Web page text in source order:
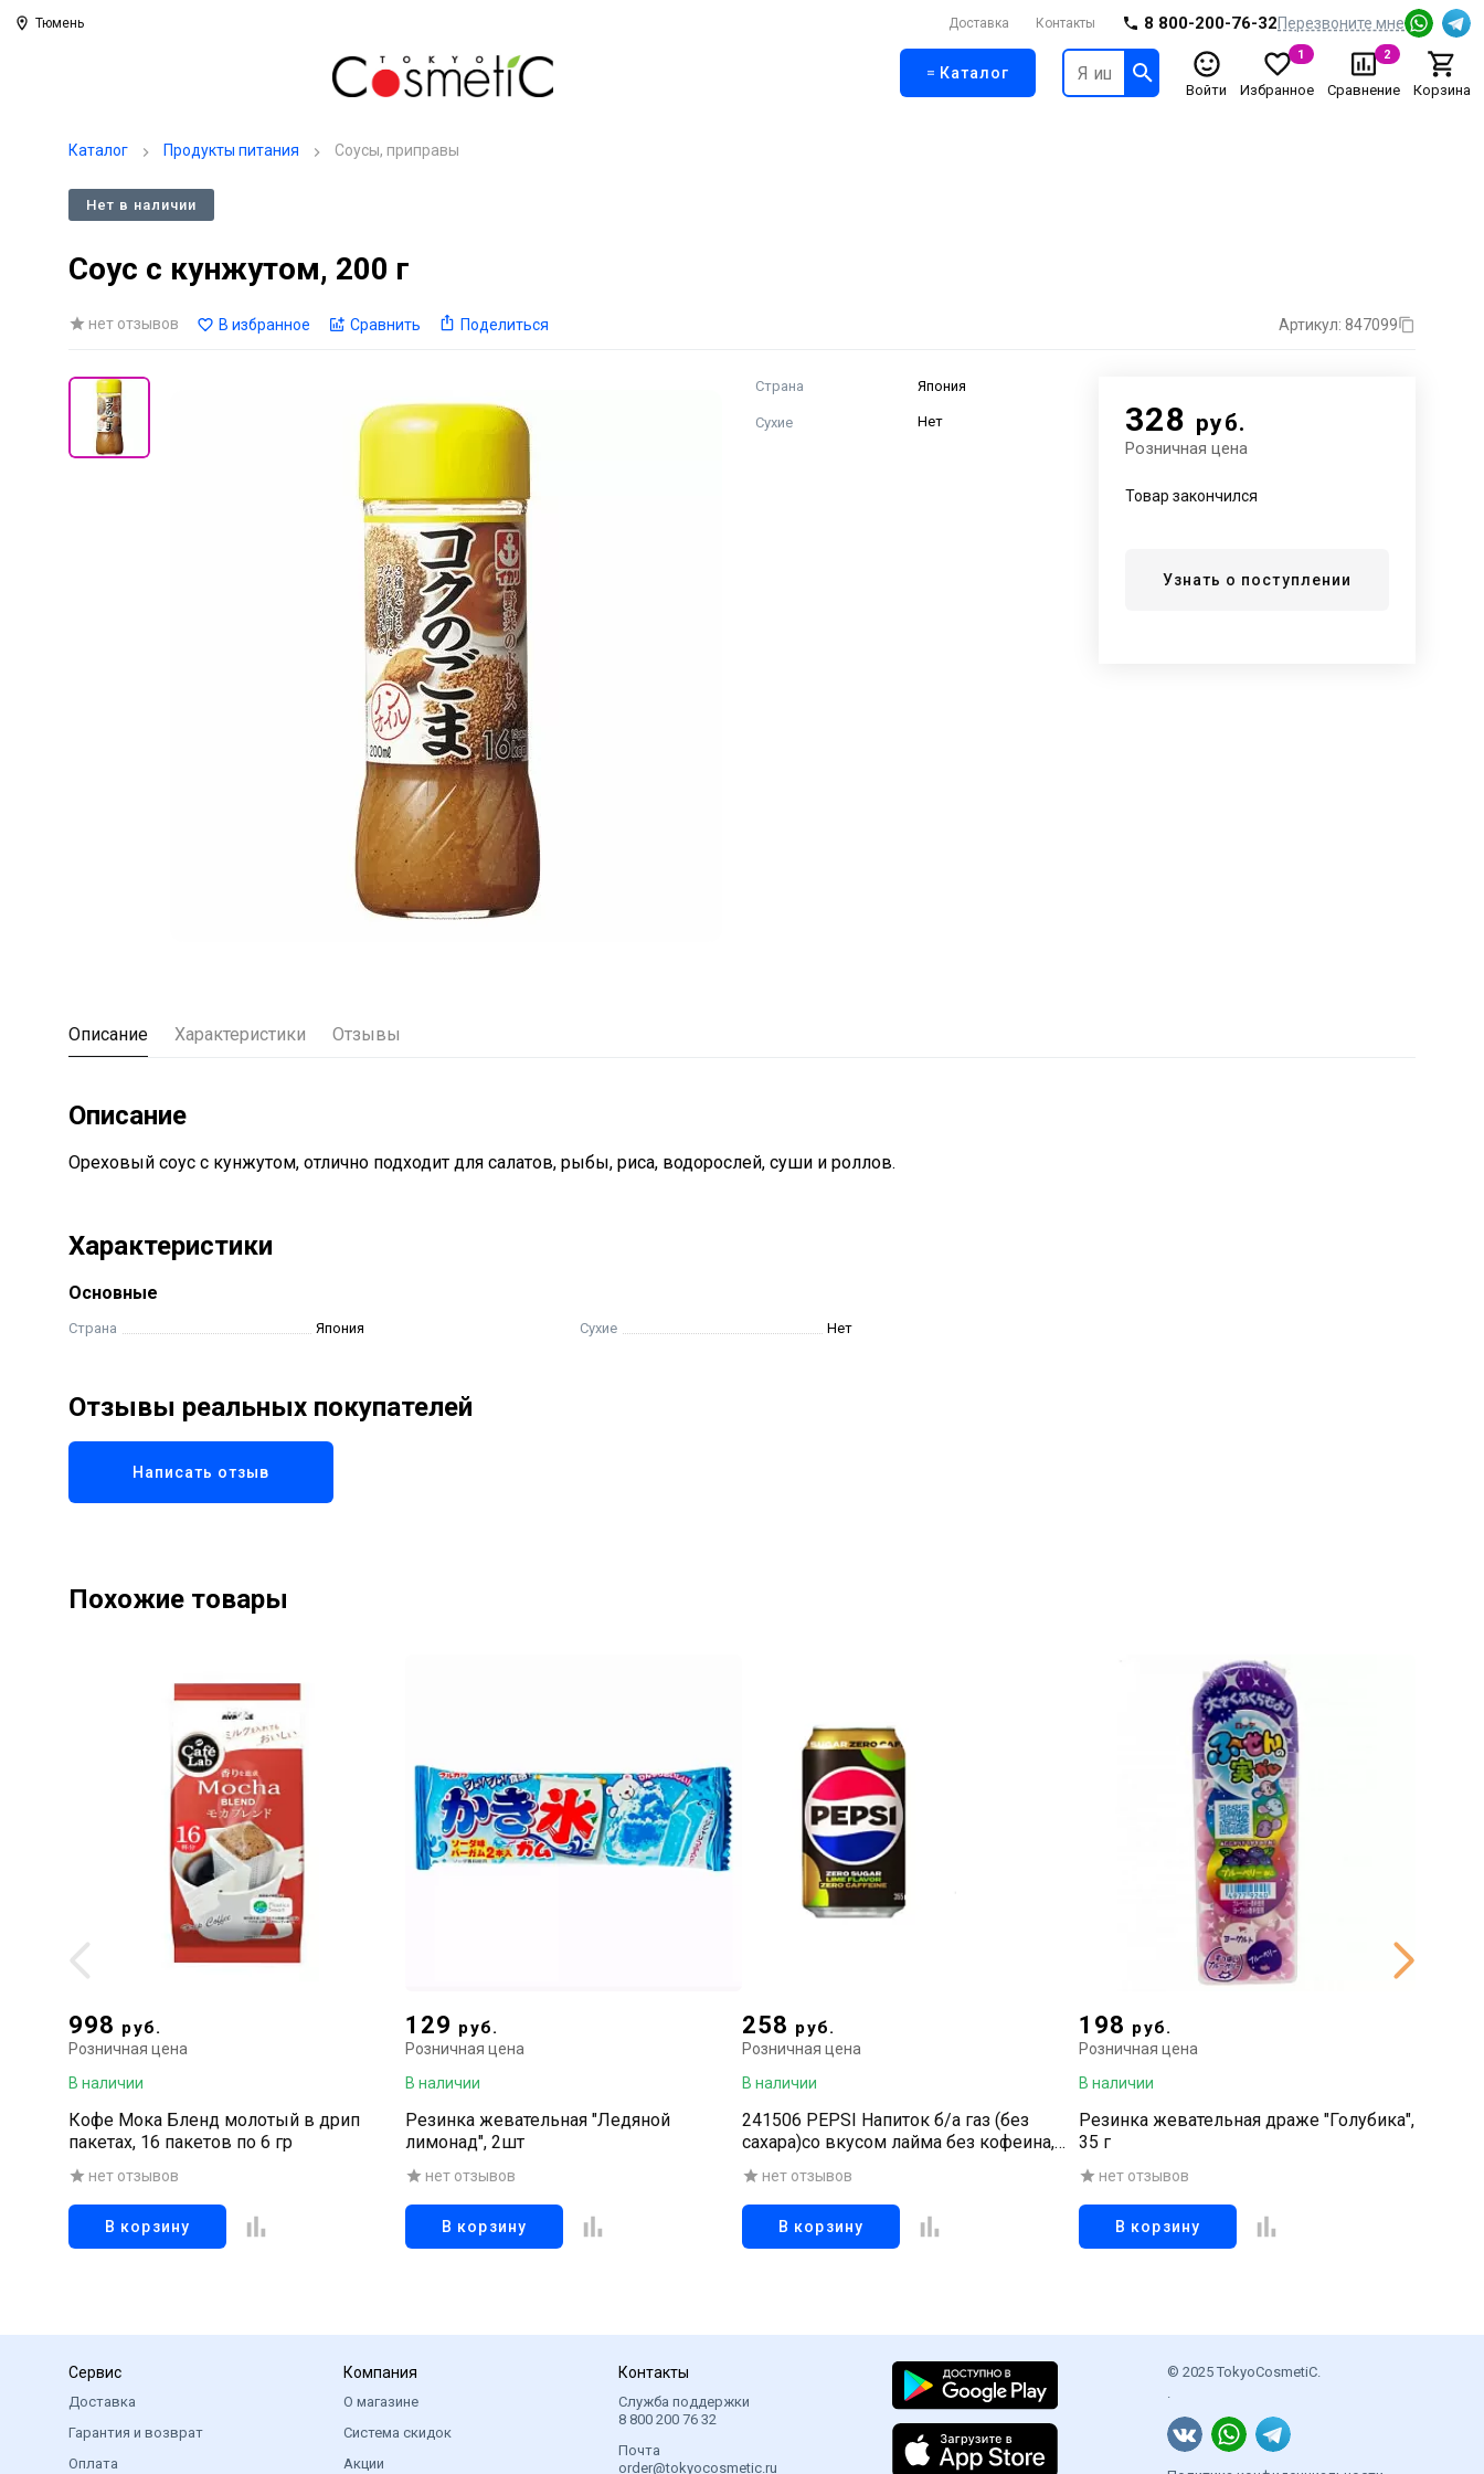
Тюмень Доставка Контакты 8 800-200-76-32Перезвоните мне
Каталог
Войти Избранное
1
Сравнение
2
Корзина
Каталог Продукты питания Соусы, приправы
Нет в наличии
Соус с кунжутом, 200 г
нет отзывов В избранное Сравнить Поделиться Артикул: 847099
Страна Япония
Сухие Нет 328 руб.
Розничная цена
Товар закончился
Узнать о поступлении
Описание Характеристики Отзывы
Описание
Ореховый соус с кунжутом, отлично подходит для салатов, рыбы, риса, водорослей, суши и роллов.
Характеристики
Основные
Страна Япония Сухие Нет
Отзывы реальных покупателей
Написать отзыв
Похожие товары
998 руб.
Розничная цена
В наличии
Кофе Мока Бленд молотый в дрип
пакетах, 16 пакетов по 6 гр
нет отзывов
В корзину
129 руб.
Розничная цена
В наличии
Резинка жевательная "Ледяной
лимонад", 2шт
нет отзывов
В корзину
258 руб.
Розничная цена
В наличии
241506 PEPSI Напиток б/а газ (без
сахара)со вкусом лайма без кофеина,
355 мл
нет отзывов
В корзину
198 руб.
Розничная цена
В наличии
Резинка жевательная драже "Голубика",
35 г
нет отзывов
В корзину
Сервис
Доставка
Гарантия и возврат
Оплата
Компания
О магазине
Система скидок
Акции
Контакты
Служба поддержки
8 800 200 76 32
Почта
order@tokyocosmetic.ru
© 2025 TokyoCosmetiC.
.